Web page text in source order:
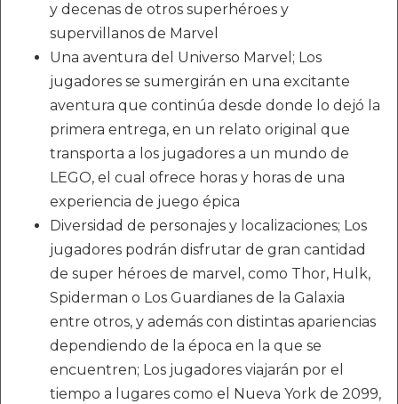
y decenas de otros superhéroes y
supervillanos de Marvel
Una aventura del Universo Marvel; Los
jugadores se sumergirán en una excitante
aventura que continúa desde donde lo dejó la
primera entrega, en un relato original que
transporta a los jugadores a un mundo de
LEGO, el cual ofrece horas y horas de una
experiencia de juego épica
Diversidad de personajes y localizaciones; Los
jugadores podrán disfrutar de gran cantidad
de super héroes de marvel, como Thor, Hulk,
Spiderman o Los Guardianes de la Galaxia
entre otros, y además con distintas apariencias
dependiendo de la época en la que se
encuentren; Los jugadores viajarán por el
tiempo a lugares como el Nueva York de 2099,